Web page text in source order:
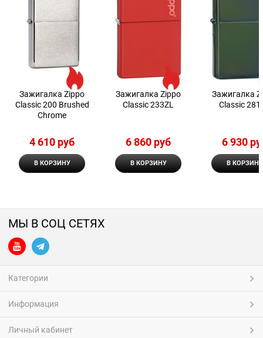
Зажигалка Zippo
Classic 200 Brushed
Chrome
4 610 руб
В КОРЗИНУ
Зажигалка Zippo
Classic 233ZL
6 860 руб
В КОРЗИНУ
Зажигалка
Classic
6 930
В КОРЗИНУ
МЫ В СОЦ СЕТЯХ
Категории
Информация
Личный кабинет